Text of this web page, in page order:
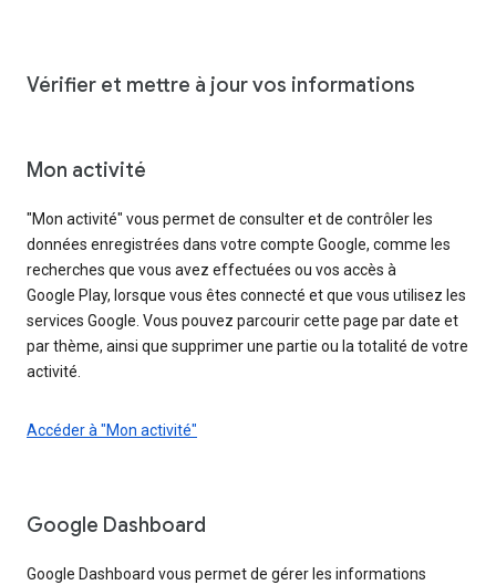
Vérifier et mettre à jour vos informations
Mon activité
"Mon activité" vous permet de consulter et de contrôler les
données enregistrées dans votre compte Google, comme les
recherches que vous avez effectuées ou vos accès à
Google Play, lorsque vous êtes connecté et que vous utilisez les
services Google. Vous pouvez parcourir cette page par date et
par thème, ainsi que supprimer une partie ou la totalité de votre
activité.
Accéder à "Mon activité"
Google Dashboard
Google Dashboard vous permet de gérer les informations